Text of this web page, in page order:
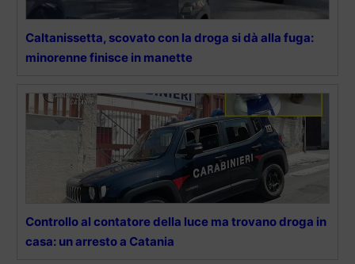
Caltanissetta, scovato con la droga si dà alla fuga:
minorenne finisce in manette
Controllo al contatore della luce ma trovano droga in
casa: un arresto a Catania